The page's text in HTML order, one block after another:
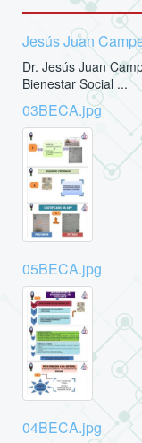
Jesús Juan
Dr. Jesús Juan
Bienestar Social ...
03BECA.jpg
05BECA.jpg
04BECA.jpg